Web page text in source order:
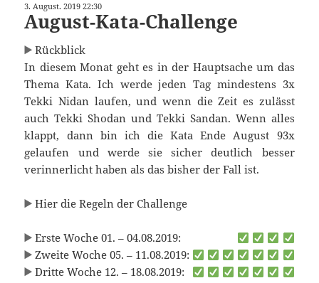
3. August. 2019 22:30
August-Kata-Challenge
Rückblick
In diesem Monat geht es in der Hauptsache um das
Thema Kata. Ich werde jeden Tag mindestens 3x
Tekki Nidan laufen, und wenn die Zeit es zulässt
auch Tekki Shodan und Tekki Sandan. Wenn alles
klappt, dann bin ich die Kata Ende August 93x
gelaufen und werde sie sicher deutlich besser
verinnerlicht haben als das bisher der Fall ist.
Hier die Regeln der Challenge
Erste Woche 01. – 04.08.2019:
Zweite Woche 05. – 11.08.2019:
Dritte Woche 12. – 18.08.2019: